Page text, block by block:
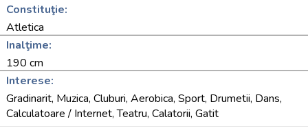
Constituţie:
Atletica
Inalţime:
190 cm
Interese:
Gradinarit, Muzica, Cluburi, Aerobica, Sport, Drumetii, Dans,
Calculatoare / Internet, Teatru, Calatorii, Gatit